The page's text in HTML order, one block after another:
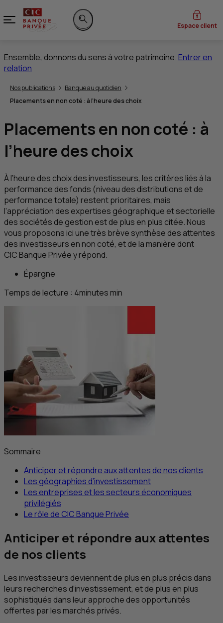
Menu
Rechercher sur le site
Espace client
Ensemble, donnons du sens à votre patrimoine.Entrer en
relation
Vous êtes ici:
Nos publications
Banque au quotidien
Placements en non coté : à l’heure des choix
Placements en non coté : à
l’heure des choix
À l’heure des choix des investisseurs, les critères liés à la
performance des fonds (niveau des distributions et de
performance totale) restent prioritaires, mais
l’appréciation des expertises géographique et sectorielle
des sociétés de gestion est de plus en plus citée. Nous
vous proposons ici une très brève synthèse des attentes
des investisseurs en non coté, et de la manière dont
CIC Banque Privée y répond.
Épargne
Temps de lecture : 4minutes min
Sommaire
Anticiper et répondre aux attentes de nos clients
Les géographies d’investissement
Les entreprises et les secteurs économiques
privilégiés
Le rôle de CICBanque Privée
Anticiper et répondre aux attentes
de nos clients
Les investisseurs deviennent de plus en plus précis dans
leurs recherches d’investissement, et de plus en plus
sophistiqués dans leur approche des opportunités
offertes par les marchés privés.